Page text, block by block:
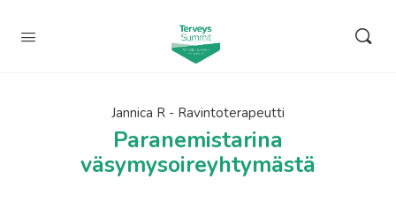
Jannica R - Ravintoterapeutti
Paranemistarina
väsymysoireyhtymästä